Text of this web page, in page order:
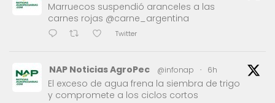
Marruecos suspendió aranceles a las
carnes rojas @carne_argentina
Twitter
NAP Noticias AgroPec @infonap · 6h
El exceso de agua frena la siembra de trigo
y compromete a los ciclos cortos